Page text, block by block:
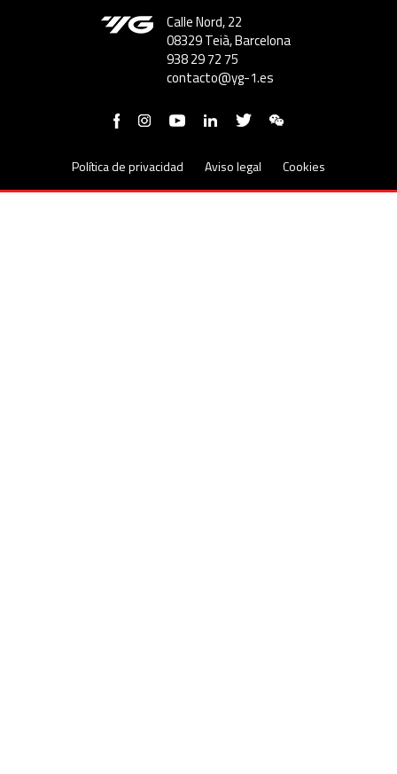
Calle Nord, 22
08329 Teià, Barcelona
938 29 72 75
contacto@yg-1.es
Política de privacidad Aviso legal Cookies